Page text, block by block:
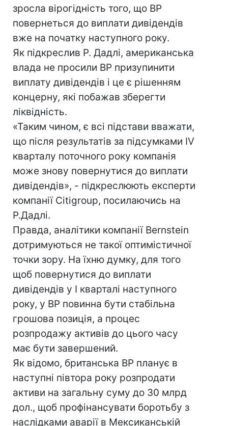
зросла вірогідність того, що BP
повернеться до виплати дивідендів
вже на початку наступного року.
Як підкреслив Р. Дадлі, американська
влада не просили BP призупинити
виплату дивідендів і це є рішенням
концерну, які побажав зберегти
ліквідність.
«Таким чином, є всі підстави вважати,
що після результатів за підсумками IV
кварталу поточного року компанія
може знову повернутися до виплати
дивідендів», - підкреслюють експерти
компанії Citigroup, посилаючись на
Р.Дадлі.
Правда, аналітики компанії Bernstein
дотримуються не такої оптимістичної
точки зору. На їхню думку, для того
щоб повернутися до виплати
дивідендів у I кварталі наступного
року, у BP повинна бути стабільна
грошова позиція, а процес
розпродажу активів до цього часу
має бути завершений.
Як відомо, британська BP планує в
наступні півтора року розпродати
активи на загальну суму до 30 млрд
дол., щоб профінансувати боротьбу з
наслідками аварії в Мексиканській